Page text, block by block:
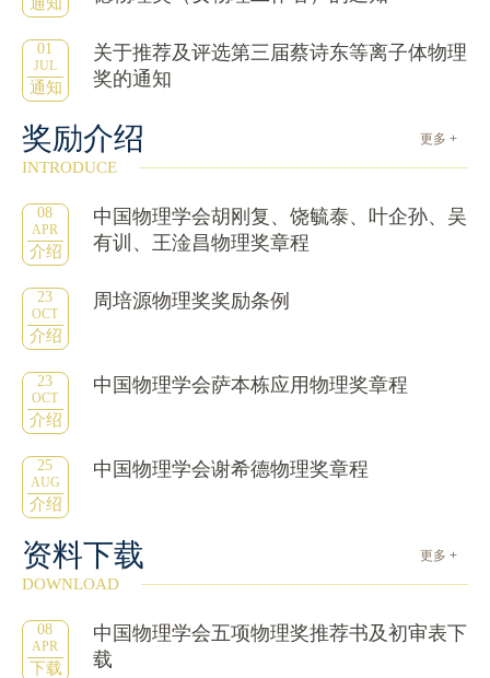
01
JUL
通知
关于推荐及评选第三届蔡诗东等离子体物理
奖的通知
奖励介绍 更多 +
INTRODUCE
08
APR
介绍
中国物理学会胡刚复、饶毓泰、叶企孙、吴
有训、王淦昌物理奖章程
23
OCT
介绍
周培源物理奖奖励条例
23
OCT
介绍
中国物理学会萨本栋应用物理奖章程
25
AUG
介绍
中国物理学会谢希德物理奖章程
资料下载 更多 +
DOWNLOAD
08
APR
下载
中国物理学会五项物理奖推荐书及初审表下
载